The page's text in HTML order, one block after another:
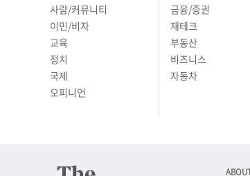
사람/커뮤니티
이민/비자
교육
정치
국제
오피니언
금융/증권
재테크
부동산
비즈니스
자동차